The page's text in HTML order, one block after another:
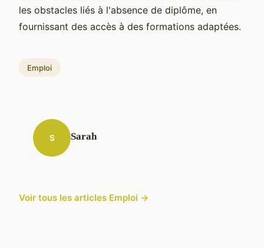
les obstacles liés à l'absence de diplôme, en
fournissant des accès à des formations adaptées.
Emploi
S Sarah
Voir tous les articles Emploi →